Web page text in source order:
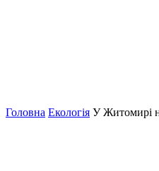
Головна Екологія У Житомирі